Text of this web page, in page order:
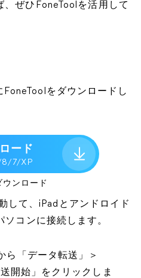
ぜひFoneToolを活用して
をダウンロードし
ード
8/7/XP
ウンロード
して、iPadとアンドロイド
コンに接続します。
ら「データ転送」＞
開始」をクリックしま